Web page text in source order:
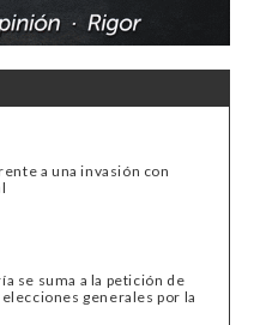
a una invasión con
se suma a la petición de
generales por la